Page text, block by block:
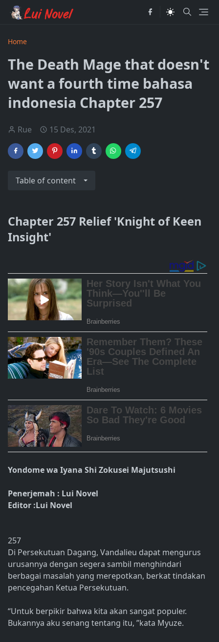
Home
The Death Mage that doesn't
want a fourth time bahasa
indonesia Chapter 257
Rue 15 Des, 2021
Table of content
Chapter 257 Relief 'Knight of Keen
Insight'
Yondome wa Iyana Shi Zokusei Majutsushi
Penerjemah : Lui Novel
Editor :Lui Novel
257
Di Persekutuan Dagang, Vandalieu dapat mengurus
urusannya dengan segera sambil menghindari
berbagai masalah yang merepotkan, berkat tindakan
pencegahan Ketua Persekutuan.
“Untuk berpikir bahwa kita akan sangat populer.
Bukannya aku senang tentang itu, ”kata Myuze.